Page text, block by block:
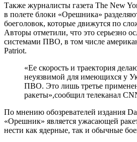
Также журналисты газета The New
в полете блоки «Орешника»
боеголовок, которые движутся по
Авторы отметили, что это серьезно
системами ПВО, в том числе
Patriot.
«Ее скорость и траектория
неуязвимой для имеющихся у
ПВО. Это лишь третье
ракеты»,сообщил телеканал
По мнению обозревателей издания
«Орешник» является ужасающей
нести как ядерные, так и обычные